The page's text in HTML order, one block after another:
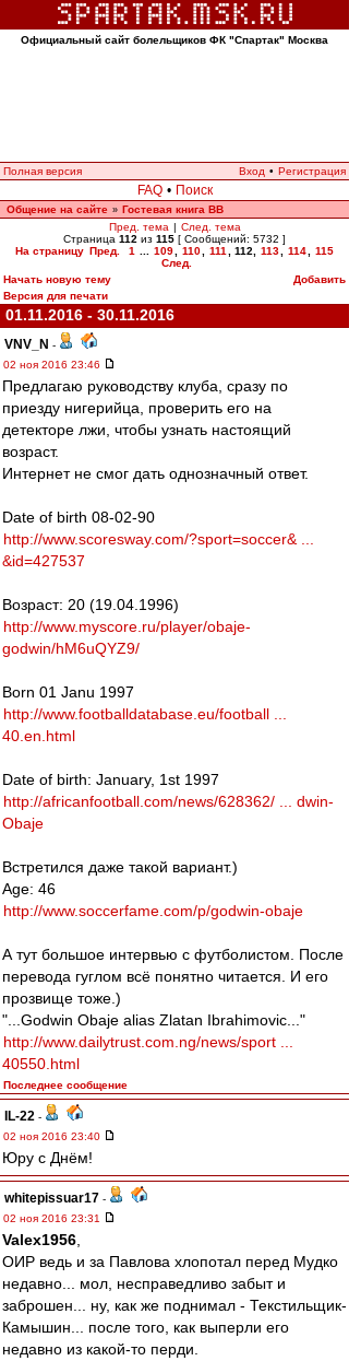
Официальный сайт болельщиков ФК "Спартак" Москва
Полная версия Вход • Регистрация
FAQ • Поиск
Общение на сайте » Гостевая книга ВВ
Пред. тема | След. тема
Страница 112 из 115 [ Сообщений: 5732 ]
На страницу Пред. 1 109 110 111 112 113 114
115
След.
Начать новую тему
Добавить
Версия для печати
01.11.2016 - 30.11.2016
VNV_N -
02 ноя 2016 23:46
Предлагаю руководству клуба, сразу по
приезду нигерийца, проверить его на
детекторе лжи, чтобы узнать настоящий
возраст.
Интернет не смог дать однозначный ответ.
Date of birth 08-02-90
http://www.scoresway.com/?sport=soccer& ...
&id=427537
Возраст: 20 (19.04.1996)
http://www.myscore.ru/player/obaje-
godwin/hM6uQYZ9/
Born 01 Janu 1997
http://www.footballdatabase.eu/football ...
40.en.html
Date of birth: January, 1st 1997
http://africanfootball.com/news/628362/ ... dwin-
Obaje
Встретился даже такой вариант.)
Age: 46
http://www.soccerfame.com/p/godwin-obaje
А тут большое интервью с футболистом. После
перевода гуглом всё понятно читается. И его
прозвище тоже.)
"...Godwin Obaje alias Zlatan Ibrahimovic..."
http://www.dailytrust.com.ng/news/sport ...
40550.html
Последнее сообщение
IL-22 -
02 ноя 2016 23:40
Юру с Днём!
whitepissuar17 -
02 ноя 2016 23:31
Valex1956
ОИР ведь и за Павлова хлопотал перед Мудко
недавно... мол, несправедливо забыт и
заброшен... ну, как же поднимал - Текстильщик-
Камышин... после того, как выперли его
недавно из какой-то перди.